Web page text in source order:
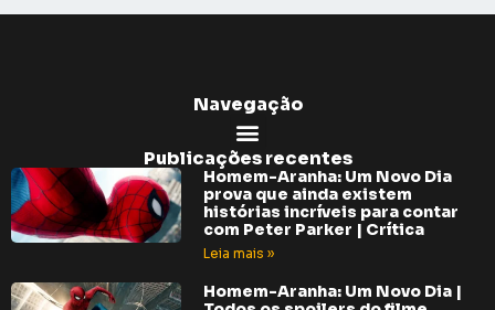
Navegação
Publicações recentes
Homem-Aranha: Um Novo Dia
prova que ainda existem
histórias incríveis para contar
com Peter Parker | Crítica
Leia mais »
Homem-Aranha: Um Novo Dia |